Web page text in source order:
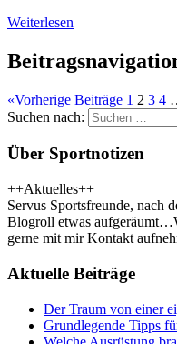
Weiterlesen
«Vorherige Beiträge 1 2 3 4
Suchen nach:
Über Sportnotizen
++Aktuelles++
Servus Sportsfreunde, nach
Blogroll etwas
gerne mit mir Kontakt
Aktuelle Beiträge
Der Traum von einer
Grundlegende Tipps